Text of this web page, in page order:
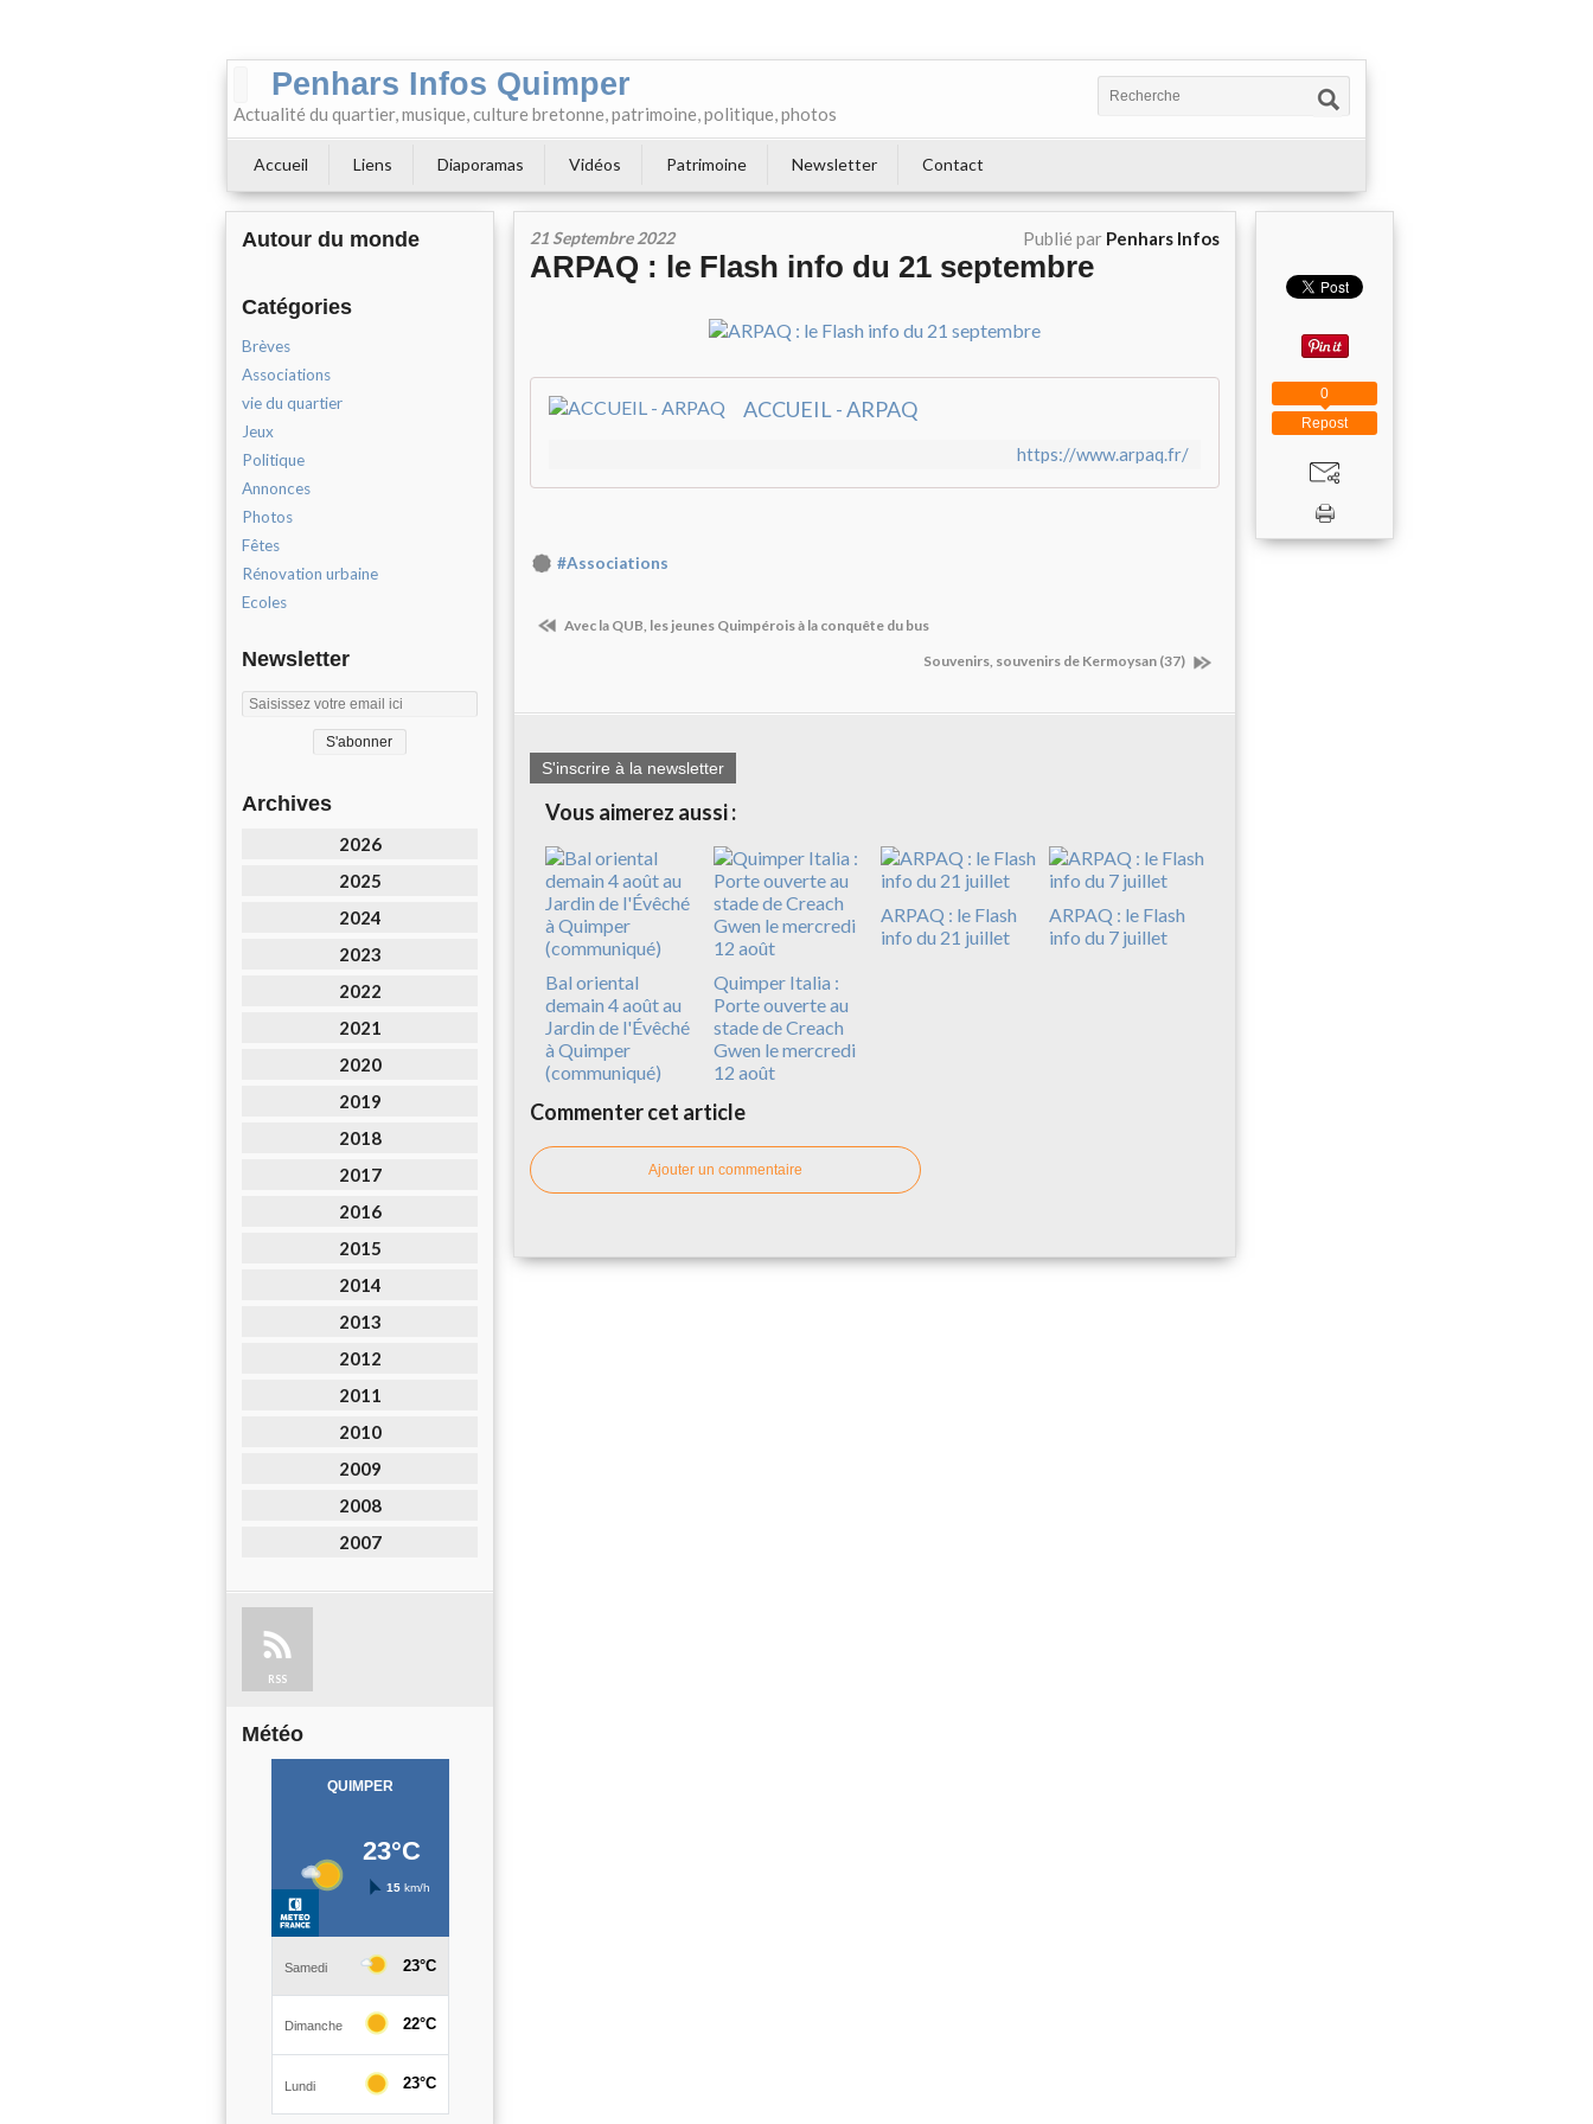
Penhars Infos Quimper
Actualité du quartier, musique, culture bretonne, patrimoine, politique, photos
Accueil Liens Diaporamas Vidéos Patrimoine Newsletter Contact
Autour du monde
Catégories
Brèves
Associations
vie du quartier
Jeux
Politique
Annonces
Photos
Fêtes
Rénovation urbaine
Ecoles
Newsletter
Archives
2026
2025
2024
2023
2022
2021
2020
2019
2018
2017
2016
2015
2014
2013
2012
2011
2010
2009
2008
2007
RSS
Météo
21 Septembre 2022 Publié par Penhars Infos
ARPAQ : le Flash info du 21 septembre
ACCUEIL - ARPAQ
https://www.arpaq.fr/
#Associations
Avec la QUB, les jeunes Quimpérois à la conquête du bus
Souvenirs, souvenirs de Kermoysan (37)
S'inscrire à la newsletter
Vous aimerez aussi :
Bal oriental
demain 4 août au
Jardin de l'Évêché
à Quimper
(communiqué)
Quimper Italia :
Porte ouverte au
stade de Creach
Gwen le mercredi
12 août
ARPAQ : le Flash
info du 21 juillet
ARPAQ : le Flash
info du 7 juillet
Commenter cet article
Ajouter un commentaire
Repost
0